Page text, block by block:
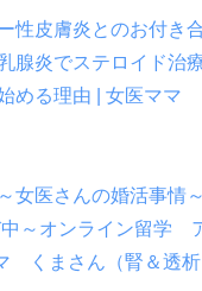
性皮膚炎とのお付き
腺炎でステロイド治
める理由 | 女医ママ
女医さんの婚活事情
～オンライン留学
くまさん（腎＆透析